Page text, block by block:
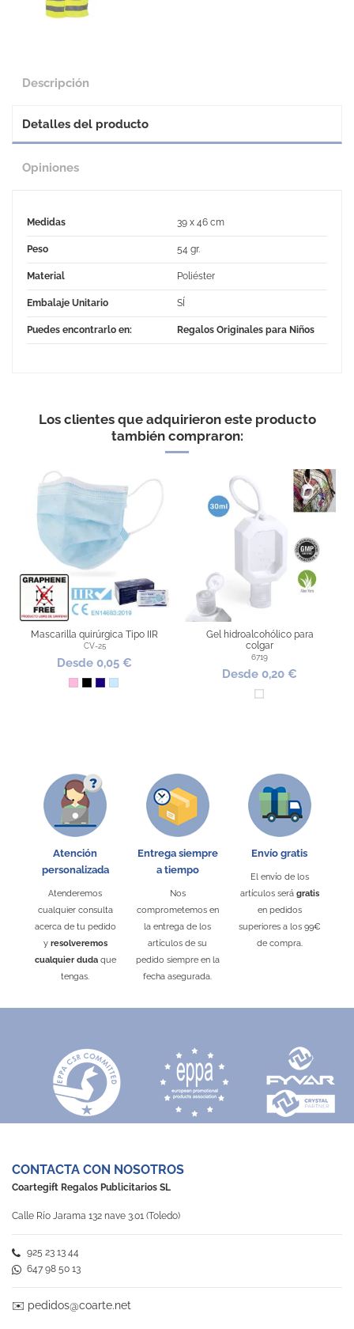
Descripción
Detalles del producto
Opiniones
Medidas 39 x 46 cm
Peso 54 gr.
Material Poliéster
Embalaje Unitario SÍ
Puedes encontrarlo en: Regalos Originales para Niños
Los clientes que adquirieron este producto
también compraron:
Mascarilla quirúrgica Tipo IIR
CV-25
Desde 0,05 €
RosaNegroAzul Oscuro
Azul Claro
Gel hidroalcohólico para
colgar
6719
Desde 0,20 €
Blanco
Atención
personalizada
Atenderemos
cualquier consulta
acerca de tu pedido
y resolveremos
cualquier dudaque
tengas.
Entrega siempre
a tiempo
Nos
comprometemos en
la entrega de los
artículos de su
pedido siempre en la
fecha asegurada.
Envío gratis
El envío de los
artículos será gratis
en pedidos
superiores a los 99€
de compra.
CONTACTA CON NOSOTROS
Coartegift Regalos Publicitarios SL
Calle Río Jarama 132 nave 3.01 (Toledo)
925 23 13 44
647 98 50 13
✉️ pedidos@coarte.net